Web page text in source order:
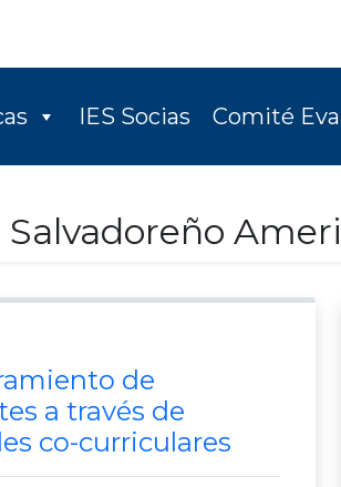
IES Socias Comité
de
a través de
co-curriculares